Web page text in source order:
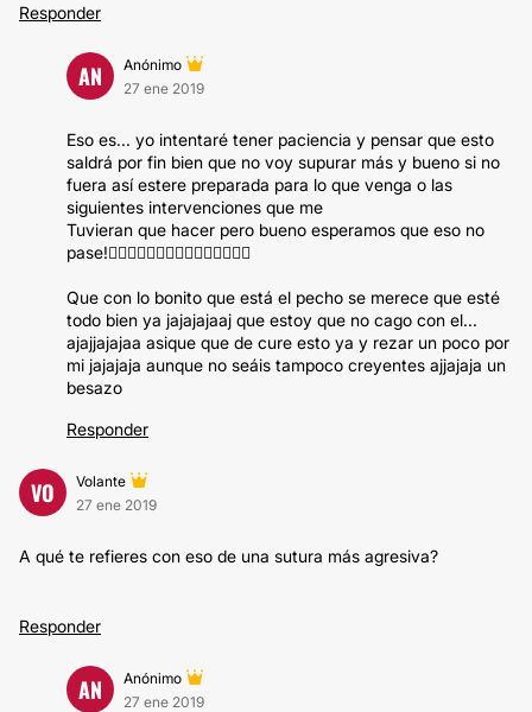
Responder
AN
Anónimo
27 ene 2019
Eso es... yo intentaré tener paciencia y pensar que esto
saldrá por fin bien que no voy supurar más y bueno si no
fuera así estere preparada para lo que venga o las
siguientes intervenciones que me
Tuvieran que hacer pero bueno esperamos que eso no
pase!🤦🏻‍♀️🤦🏻‍♀️🤦🏻‍♀️🤦🏻‍♀️🤦🏻‍♀️
Que con lo bonito que está el pecho se merece que esté
todo bien ya jajajajaaj que estoy que no cago con el...
ajajjajajaa asique que de cure esto ya y rezar un poco por
mi jajajaja aunque no seáis tampoco creyentes ajjajaja un
besazo
Responder
VO
Volante
27 ene 2019
A qué te refieres con eso de una sutura más agresiva?
Responder
AN
Anónimo
27 ene 2019